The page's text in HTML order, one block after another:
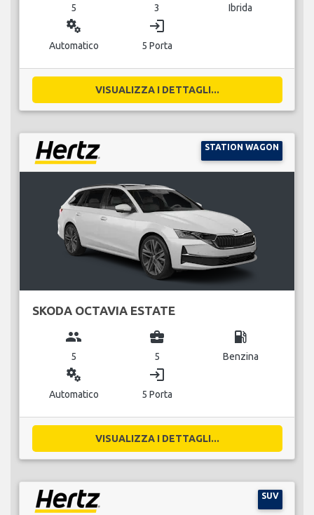
5 3 Ibrida
miscellaneous_services
Automatico
login
5 Porta
VISUALIZZA I DETTAGLI...
STATION WAGON
SKODA OCTAVIA ESTATE
group
5
business_center
5
local_gas_station
Benzina
miscellaneous_services
Automatico
login
5 Porta
VISUALIZZA I DETTAGLI...
SUV